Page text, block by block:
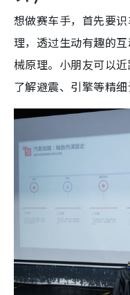
想做赛车手，首先要
理，透过生动有趣的
械原理。小朋友可以近
了解避震、引擎等精细